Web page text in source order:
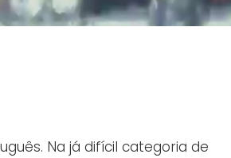
Na já difícil categoria de